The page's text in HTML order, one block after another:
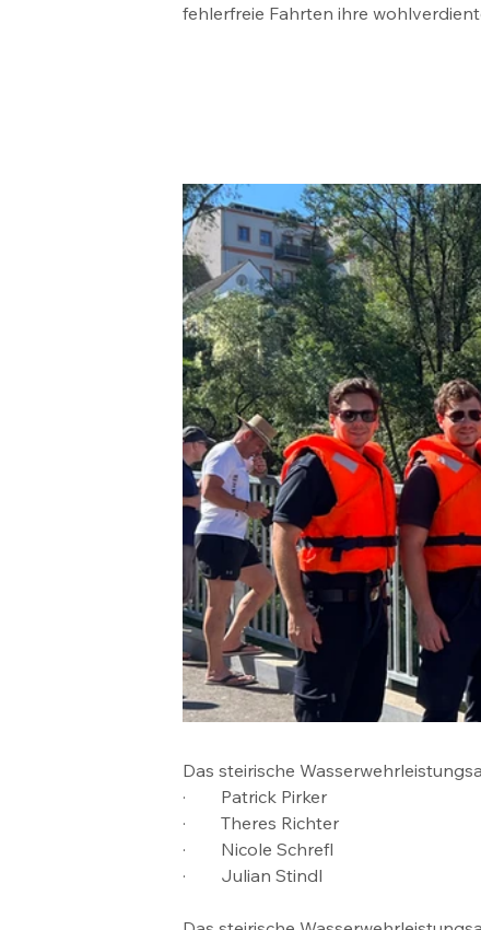
fehlerfreie Fahrten ihre
Das steirische
·        Patrick Pirker
·        Theres Richter
·        Nicole Schrefl
·        Julian Stindl